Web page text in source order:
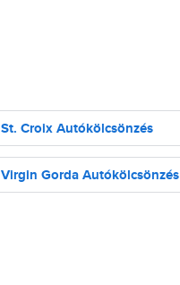
St. Croix Autókölcsönzés
Virgin Gorda Autókölcsönzés